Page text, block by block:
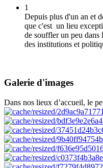
1
Depuis plus d'un an et
que c'est un lieu
de souffler un peu dans
des institutions et
Galerie d'images
Dans nos lieux d’accueil, le